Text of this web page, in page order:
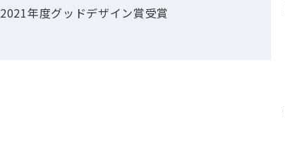
2021年度グッドデザイン賞受賞